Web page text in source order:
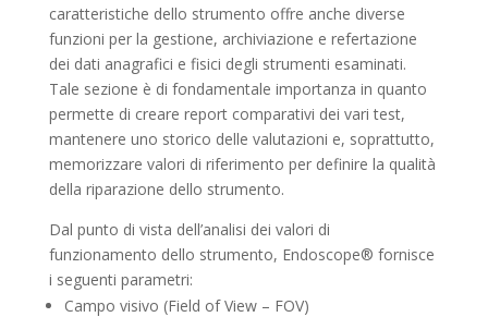
caratteristiche dello strumento offre anche diverse
funzioni per la gestione, archiviazione e refertazione
dei dati anagrafici e fisici degli strumenti esaminati.
Tale sezione è di fondamentale importanza in quanto
permette di creare report comparativi dei vari test,
mantenere uno storico delle valutazioni e, soprattutto,
memorizzare valori di riferimento per definire la qualità
della riparazione dello strumento.
Dal punto di vista dell’analisi dei valori di
funzionamento dello strumento, Endoscope® fornisce
i seguenti parametri:
Campo visivo (Field of View – FOV)